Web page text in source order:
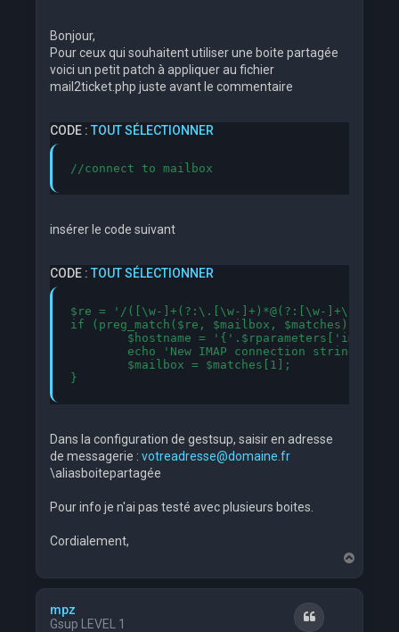
Bonjour,
Pour ceux qui souhaitent utiliser une boite partagée
voici un petit patch à appliquer au fichier
mail2ticket.php juste avant le commentaire
CODE : TOUT SÉLECTIONNER
//connect to mailbox
insérer le code suivant
CODE : TOUT SÉLECTIONNER
$re = '/([\w-]+(?:\.[\w-]+)*@(?:[\w-
if (preg_match($re, $mailbox, $matches)){
Dans la configuration de gestsup, saisir en adresse
de messagerie : votreadresse@domaine.fr
\aliasboitepartagée
Pour info je n'ai pas testé avec plusieurs boites.
Cordialement,
a
mpz
Gsup LEVEL 1
Citation